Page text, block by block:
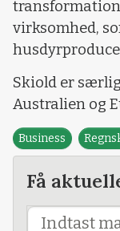
virksomhed,
Skiold er
Australien og
Business
Få